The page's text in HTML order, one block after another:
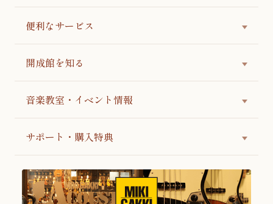
便利なサービス
開成館を知る
音楽教室・イベント情報
サポート・購入特典